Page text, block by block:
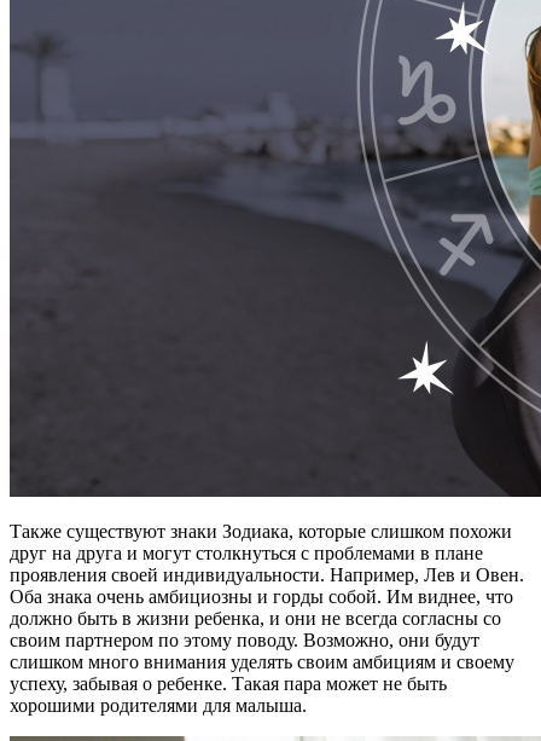
Также существуют знаки Зодиака, которые слишком похожи
друг на друга и могут столкнуться с проблемами в плане
проявления своей индивидуальности. Например, Лев и Овен.
Оба знака очень амбициозны и горды собой. Им виднее, что
должно быть в жизни ребенка, и они не всегда согласны со
своим партнером по этому поводу. Возможно, они будут
слишком много внимания уделять своим амбициям и своему
успеху, забывая о ребенке. Такая пара может не быть
хорошими родителями для малыша.